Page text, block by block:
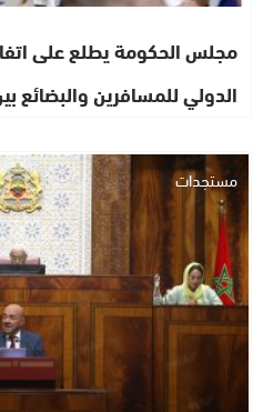
مجلس الحكومة يطلع على
الدولي للمسافرين والبضائع
مستجدات